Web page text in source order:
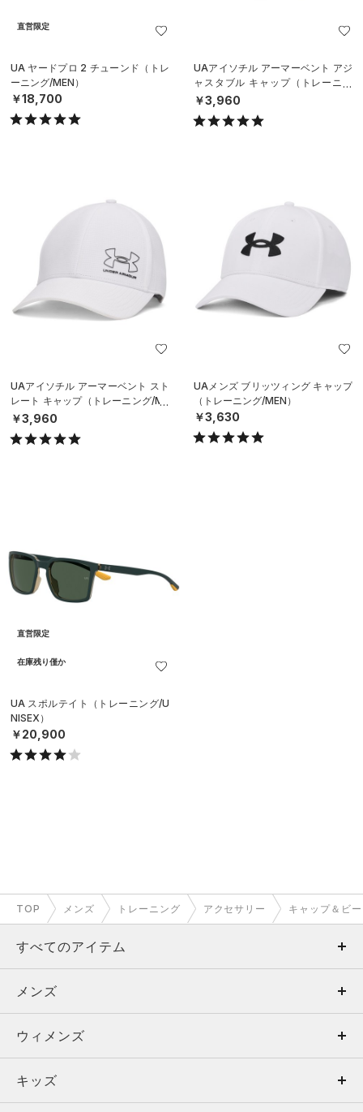
直営限定
UA ヤードプロ 2 チューンド（トレ
ーニング/MEN）
￥18,700
UAアイソチル アーマーベント アジ
ャスタブル キャップ（トレーニン
グ/MEN）
￥3,960
UAアイソチル アーマーベント スト
レート キャップ（トレーニング/ME
N）
￥3,960
UAメンズ ブリッツィング キャップ
（トレーニング/MEN）
￥3,630
直営限定
在庫残り僅か
UA スポルテイト（トレーニング/U
NISEX）
￥20,900
TOP メンズ トレーニング アクセサリー キャップ＆ビ
すべてのアイテム
メンズ
ウィメンズ
キッズ
メンズ
トップス
ボトムス
ウィメンズ
トップス
キッズ